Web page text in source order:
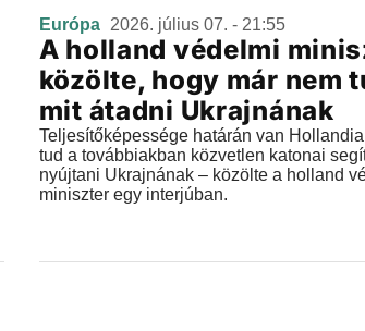
Európa 2026. július 07. - 21:55
A holland védelmi
közölte, hogy már nem
mit átadni Ukrajnának
Teljesítőképessége határán van
tud a továbbiakban közvetlen katonai
nyújtani Ukrajnának – közölte a holland
miniszter egy interjúban.